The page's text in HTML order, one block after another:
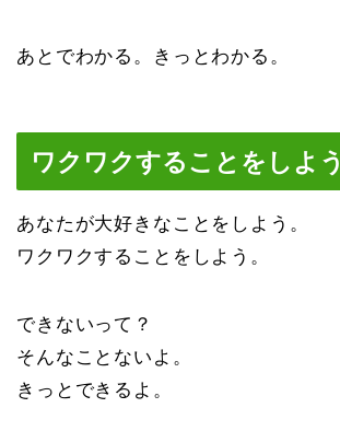
あとでわかる。きっとわかる。
ワクワクすることをしよう
あなたが大好きなことをしよう。
ワクワクすることをしよう。
できないって？
そんなことないよ。
きっとできるよ。